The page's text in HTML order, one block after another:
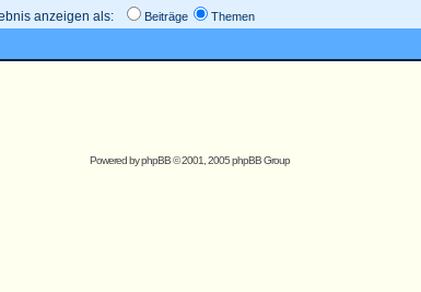
anzeigen als: Beiträge Themen
Powered byphpBB© 2001, 2005 phpBB Group